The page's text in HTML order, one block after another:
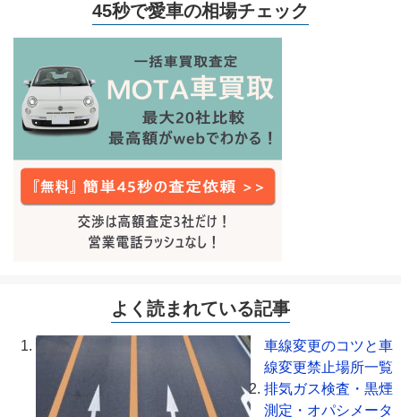
45秒で愛車の相場チェック
よく読まれている記事
車線変更のコツと車
線変更禁止場所一覧
排気ガス検査・黒煙
測定・オパシメータ